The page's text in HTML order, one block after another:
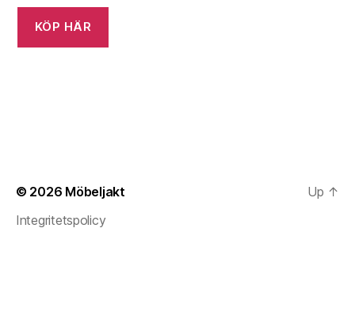
KÖP HÄR
© 2026 Möbeljakt
Integritetspolicy
Up ↑